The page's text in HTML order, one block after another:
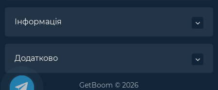
Інформація
Додатково
GetBoom © 2026